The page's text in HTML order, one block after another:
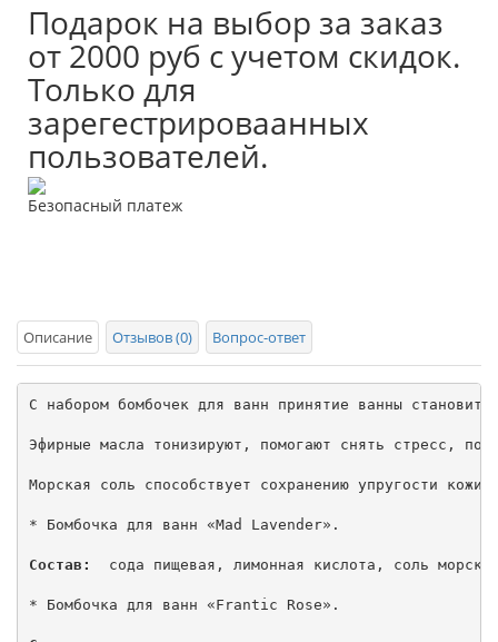
Подарок на выбор за заказ
от 2000 руб с учетом скидок.
Только для
зарегестрироваанных
пользователей.
Безопасный платеж
Описание Отзывов (0) Вопрос-ответ
С набором бомбочек для ванн принятие ванны
Эфирные масла тонизируют, помогают снять стресс,
Морская соль способствует сохранению упругости
* Бомбочка для ванн «Mad Lavender».
Состав:
сода пищевая, лимонная кислота, соль
* Бомбочка для ванн «Frantic Rose».